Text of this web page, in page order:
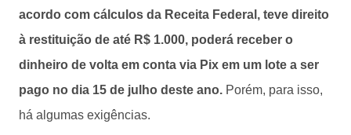
acordo com cálculos da Receita Federal, teve direito
à restituição de até R$ 1.000, poderá receber o
dinheiro de volta em conta via Pix em um lote a ser
pago no dia 15 de julho deste ano. Porém, para isso,
há algumas exigências.